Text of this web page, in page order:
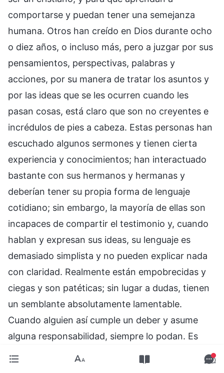
comportarse y puedan tener una semejanza
humana. Otros han creído en Dios durante ocho
o diez años, o incluso más, pero a juzgar por sus
pensamientos, perspectivas, palabras y
acciones, por su manera de tratar los asuntos y
por las ideas que se les ocurren cuando les
pasan cosas, está claro que son no creyentes e
incrédulos de pies a cabeza. Estas personas han
escuchado algunos sermones y tienen cierta
experiencia y conocimientos; han interactuado
bastante con sus hermanos y hermanas y
deberían tener su propia forma de lenguaje
cotidiano; sin embargo, la mayoría de ellas son
incapaces de compartir el testimonio y, cuando
hablan y expresan sus ideas, su lenguaje es
demasiado simplista y no pueden explicar nada
con claridad. Realmente están empobrecidas y
ciegas y son patéticas; sin lugar a dudas, tienen
un semblante absolutamente lamentable.
Cuando alguien así cumple un deber y asume
alguna responsabilidad, siempre lo podan. Es